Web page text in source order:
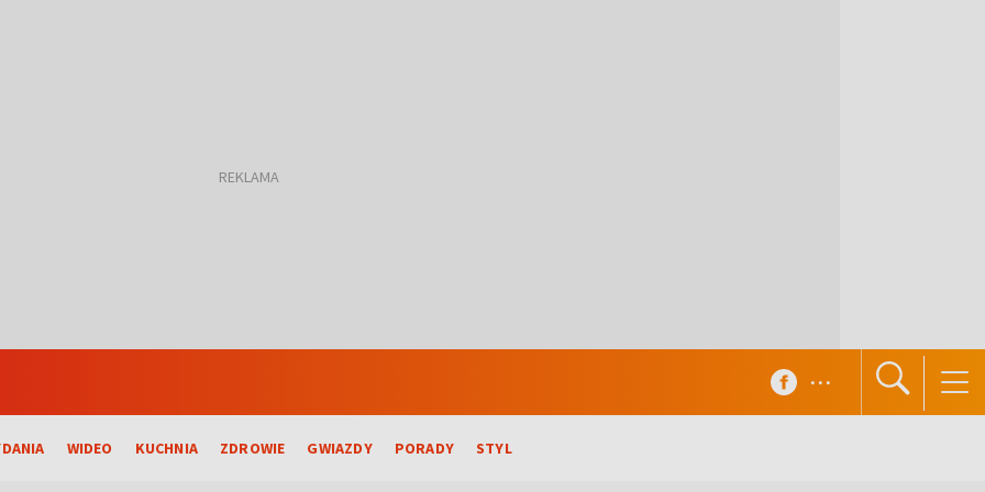
WIDEO KUCHNIA ZDROWIE GWIAZDY PORADY STYL
...